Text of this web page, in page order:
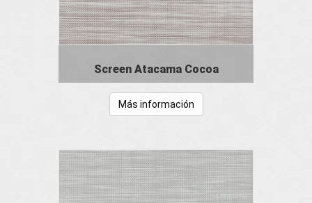
Screen Atacama Cocoa
Más información